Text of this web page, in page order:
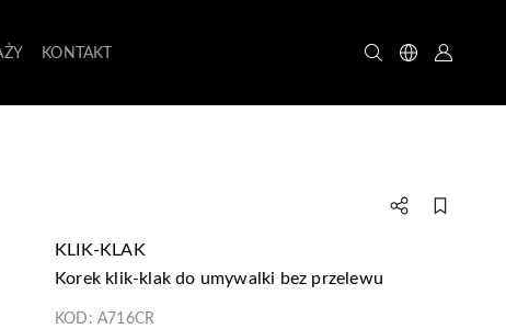
KONTAKT
KLIK-KLAK
korek klik-klak do umywalki bez przelewu
KOD: A716CR